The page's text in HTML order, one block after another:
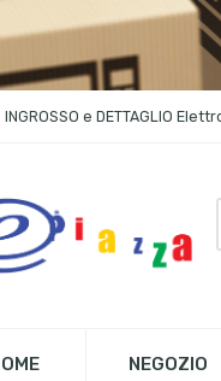
e DETTAGLIO
NEGOZIO